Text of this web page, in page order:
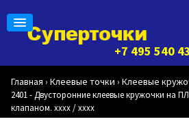
+7 495 540
Главная ›Клеевые точки ›Клеевые
2401 - Двусторонние клеевые кружочки на
клапаном. хххх / хххх